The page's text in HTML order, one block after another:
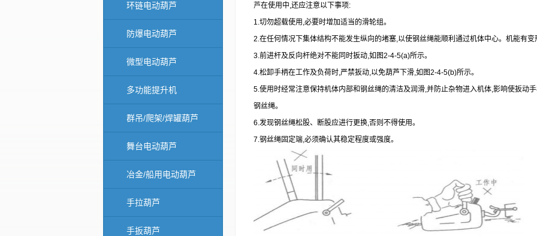
环链电动葫芦
防爆电动葫芦
微型电动葫芦
多功能提升机
群吊/爬架/焊罐葫芦
舞台电动葫芦
冶金/船用电动葫芦
手拉葫芦
手扳葫芦
芦在使用中,还应注意以下事项:
1.切勿超载使用 ,必要时增加适当的滑轮组。
2.在任何情况下集体结构不能发生纵向的堵塞,以使钢丝绳能顺利通过机体中心。机能有变
3.前进杆及反向杆绝对不能同时扳动,如图2-4-5(a)所示。
4.松卸手柄在工作及负荷时,严禁扳动,以免葫芦下滑,如图2-4-5(b)所示。
5.使用时经常注意保持机体内部和钢丝绳的清洁及润滑,并防止杂物进入机体,影响使扳动
钢丝绳。
6.发现钢丝绳松股、断股应进行更换,否则不得使用。
7.钢丝绳固定端,必须确认其稳定程度或强度。